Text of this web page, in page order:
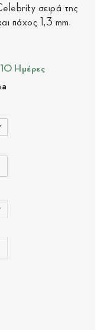
σειρά της
πάχος 1,3 mm.
Ημέρες